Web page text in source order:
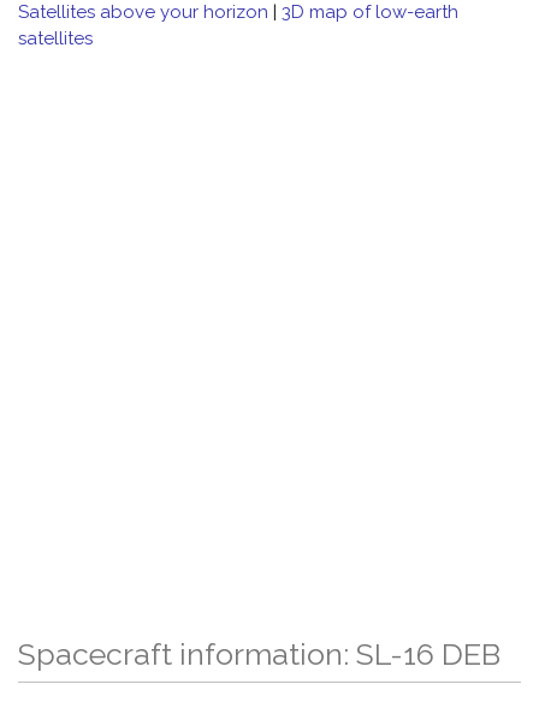
Satellites above your horizon | 3D map of low-earth
satellites
Spacecraft information: SL-16 DEB